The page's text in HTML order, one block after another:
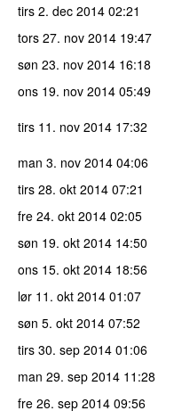
tirs 2. dec 2014 02:21
tors 27. nov 2014 19:47
søn 23. nov 2014 16:18
ons 19. nov 2014 05:49
tirs 11. nov 2014 17:32
man 3. nov 2014 04:06
tirs 28. okt 2014 07:21
fre 24. okt 2014 02:05
søn 19. okt 2014 14:50
ons 15. okt 2014 18:56
lør 11. okt 2014 01:07
søn 5. okt 2014 07:52
tirs 30. sep 2014 01:06
man 29. sep 2014 11:28
fre 26. sep 2014 09:56